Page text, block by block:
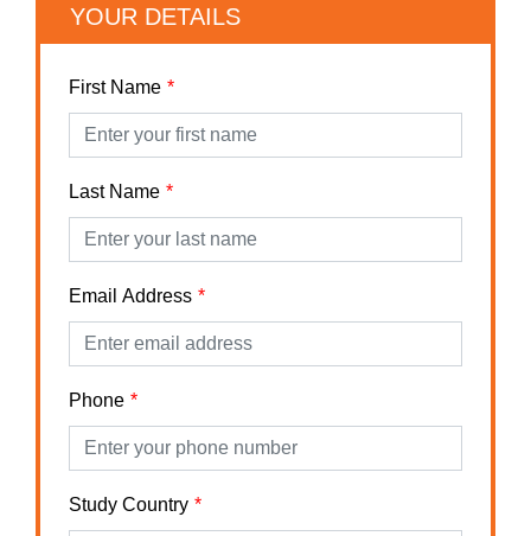
YOUR DETAILS
First Name
Last Name
Email Address
Phone
Study Country